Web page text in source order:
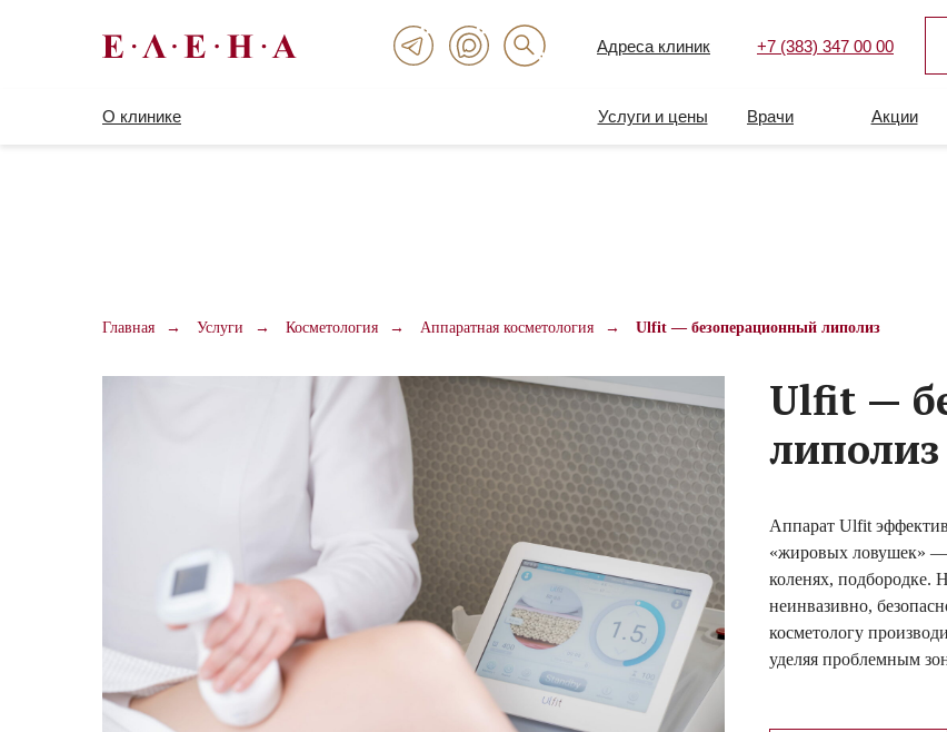
+7 (383) 347 00 00
Адреса клиник
Услуги и цены Врачи
О клинике Акции
Главная → Услуги → Косметология → Аппаратная косметология → Ulfit — безоперационный липолиз
Ulfit —
Аппарат Ulfit
«жировых ловушек» —
коленях, подбородке.
неинвазивно,
косметологу
уделяя проблемным